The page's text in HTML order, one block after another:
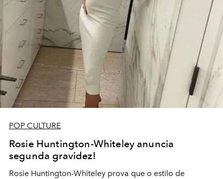
POP CULTURE
Rosie Huntington-Whiteley anuncia
segunda gravidez!
Rosie Huntington-Whiteley prova que o estilo de